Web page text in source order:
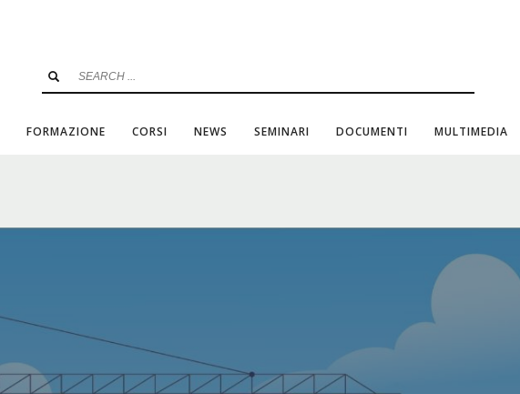
FORMAZIONE CORSI NEWS SEMINARI DOCUMENTI MULTIMEDIA